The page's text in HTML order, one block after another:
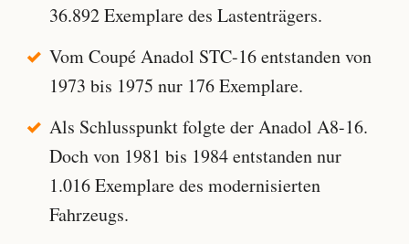
36.892 Exemplare des Lastenträgers.
Vom Coupé Anadol STC-16 entstanden von
1973 bis 1975 nur 176 Exemplare.
Als Schlusspunkt folgte der Anadol A8-16.
Doch von 1981 bis 1984 entstanden nur
1.016 Exemplare des modernisierten
Fahrzeugs.